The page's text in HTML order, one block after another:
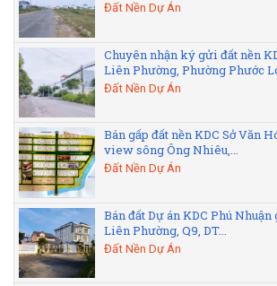
Đất Nền Dự Án
Chuyên nhận ký gửi đất nền
Liên Phường, Phường Phước
Đất Nền Dự Án
Bán gấp đất nền KDC Sở Văn
view sông Ông Nhiêu,...
Đất Nền Dự Án
Bán đất Dự án KDC Phú
Liên Phường, Q9, DT...
Đất Nền Dự Án